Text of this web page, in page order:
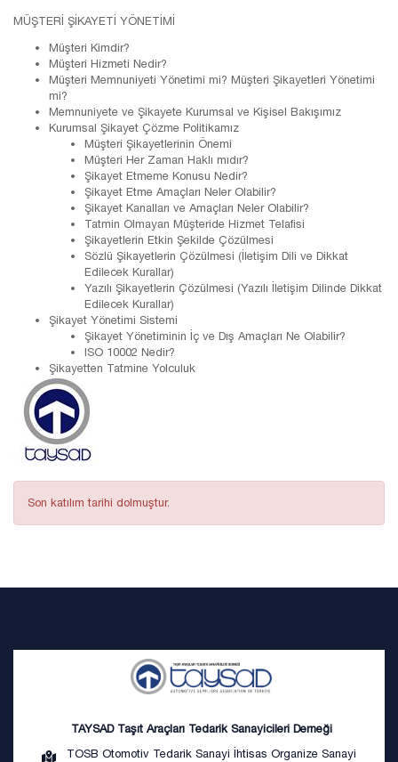
MÜŞTERİ ŞİKAYETİ YÖNETİMİ
Müşteri Kimdir?
Müşteri Hizmeti Nedir?
Müşteri Memnuniyeti Yönetimi mi? Müşteri Şikayetleri Yönetimi
mi?
Memnuniyete ve Şikayete Kurumsal ve Kişisel Bakışımız
Kurumsal Şikayet Çözme Politikamız
Müşteri Şikayetlerinin Önemi
Müşteri Her Zaman Haklı mıdır?
Şikayet Etmeme Konusu Nedir?
Şikayet Etme Amaçları Neler Olabilir?
Şikayet Kanalları ve Amaçları Neler Olabilir?
Tatmin Olmayan Müşteride Hizmet Telafisi
Şikayetlerin Etkin Şekilde Çözülmesi
Sözlü Şikayetlerin Çözülmesi (İletişim Dili ve Dikkat
Edilecek Kurallar)
Yazılı Şikayetlerin Çözülmesi (Yazılı İletişim Dilinde Dikkat
Edilecek Kurallar)
Şikayet Yönetimi Sistemi
Şikayet Yönetiminin İç ve Dış Amaçları Ne Olabilir?
ISO 10002 Nedir?
Şikayetten Tatmine Yolculuk
Son katılım tarihi dolmuştur.
TAYSAD Taşıt Araçları Tedarik Sanayicileri Derneği
TOSB Otomotiv Tedarik Sanayi İhtisas Organize Sanayi